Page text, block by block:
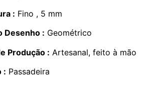
: Fino , 5 mm
Desenho : Geométrico
Produção : Artesanal, feito à mão
: Passadeira